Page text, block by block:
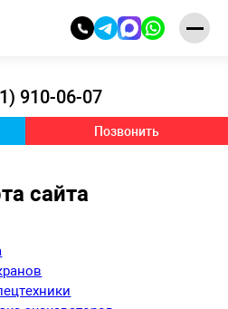
910-06-07
Позвонить
сайта